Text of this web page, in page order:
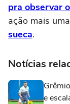
pra observar
ação mais
sueca.
Notícias
e